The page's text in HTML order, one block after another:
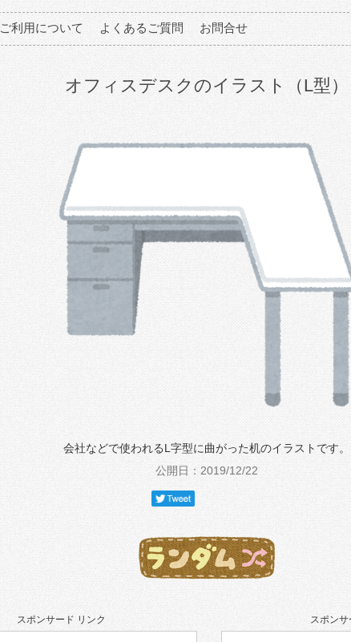
ご利用について よくあるご質問 お問合せ
オフィスデスクのイラスト（L型）
会社などで使われるL字型に曲がった机のイラストです。
公開日：2019/12/22
スポンサード リンク スポンサ